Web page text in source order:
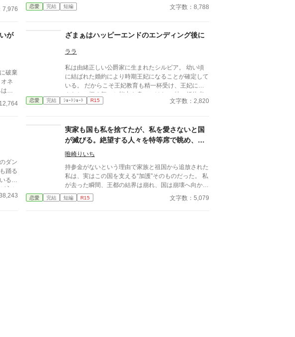
。 ━
亡ま
7,976 恋愛 完結 短編 文字数：8,788
が
破棄
ネ
て
。
日
意。
ざまぁはハッピーエンドのエンディング後に
ララ
私は由緒正しい公爵家に生まれたシルビア。 幼い頃
に結ばれた婚約により時期王妃になることが確定して
いる。 だからこそ王妃教育も精一杯受け、王妃にふ
さわしい振る舞いと能力を身につけた。 特に婚約者
である王太子は少し？いやかなり頭が足りないのだ。
ある日突然破られた。 学園にピンク色の髪を持つ少
女が現れたからだ。 なんとその子は自身をヒロイ
子に馴れ馴れしく接してきた。 何度かそれを諌める
も聞く耳を持たず挙句の果てには私がいじめてくるだ
なんだ言って王太子に泣きついた。 なんと王太子は
彼女の言葉を全て鵜呑みにして私を悪女に仕立て上げ
国外追放をいい渡す。 はぁ〜、一体誰の悪知恵なん
だか？ まぁいいわ。 国外追放喜んでお受けいたしま
恋愛 完結 ｼｮｰﾄｼｮｰﾄ R15 文字数：2,820
ダン
踊る
るか
心か
のこ
実家も国も私を捨てたが、私を愛さないと国
が滅びる。絶望する人々を特等席で眺め、冷
徹な王子の腕の中で思考停止する。
唯崎りいち
持参金がないという理由で家族と祖国から追放された
私は、実はこの国を支える“加護”そのものだった。 私
が去った瞬間、王都の結界は崩れ、国は崩壊へ向かい
始める。 そんな私を拾ったのは、冷徹と噂される隣
国の王子。 「やっと見つけた。お前は俺のものだ」
恋愛 完結 短編 R15 文字数：5,079